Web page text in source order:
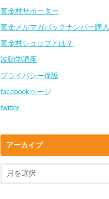
黄金村サポーター
黄金メルマガバックナンバー購入
黄金村ショップとは？
波動学講座
プライバシー保護
facebookページ
twitter
アーカイブ